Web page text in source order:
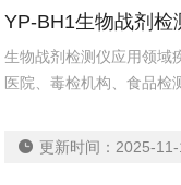
YP-BH1生物战剂检
生物战剂检测仪应用领域
医院、毒检机构、食品检
更新时间： 2025-